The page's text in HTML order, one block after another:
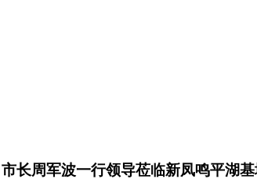
长周军波一行领导莅临新凤鸣平湖